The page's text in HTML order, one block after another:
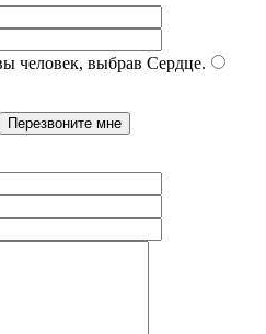
человек, выбрав Сердце.